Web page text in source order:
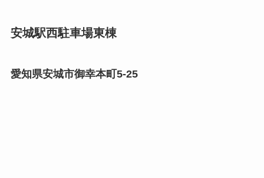
安城駅西駐車場東棟
愛知県安城市御幸本町5-25